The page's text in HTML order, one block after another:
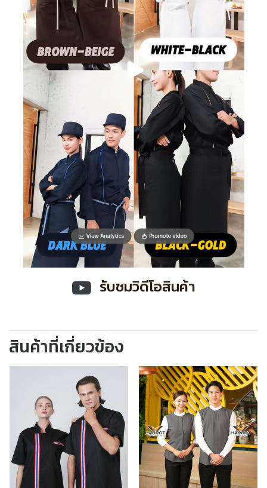
รับชมวิดีโอสินค้า
สินค้าที่เกี่ยวข้อง